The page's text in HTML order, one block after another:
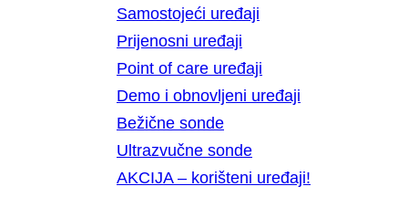
Samostojeći uređaji
Prijenosni uređaji
Point of care uređaji
Demo i obnovljeni uređaji
Bežične sonde
Ultrazvučne sonde
AKCIJA – korišteni uređaji!